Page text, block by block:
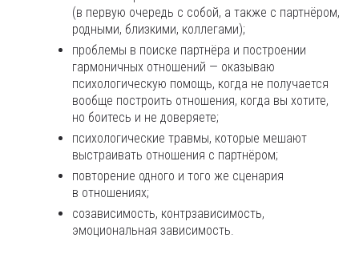
(в первую очередь с собой, а также с партнёром,
родными, близкими, коллегами);
проблемы в поиске партнёра и построении
гармоничных отношений — оказываю
психологическую помощь, когда не получается
вообще построить отношения, когда вы хотите,
но боитесь и не доверяете;
психологические травмы, которые мешают
выстраивать отношения с партнёром;
повторение одного и того же сценария
в отношениях;
созависимость, контрзависимость,
эмоциональная зависимость.